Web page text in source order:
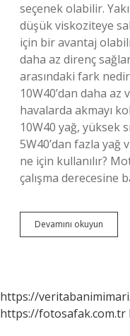
seçenek olabilir.
düşük viskoziteye
için bir avantaj
daha az direnç
arasındaki fark
10W40’dan daha
havalarda akmayı
10W40 yağ, yüksek
5W40’dan fazla
ne için kullanılır?
çalışma derecesine
Devamını okuyun
40
Yağ
https://
https://fotosafak.com.tr